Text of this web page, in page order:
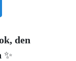
den
✨